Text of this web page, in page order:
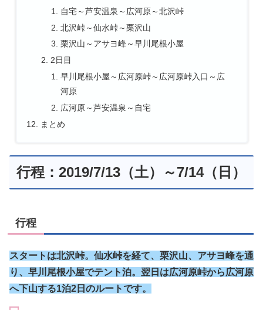
自宅～芦安温泉～広河原～北沢峠
北沢峠～仙水峠～栗沢山
栗沢山～アサヨ峰～早川尾根小屋
2日目
早川尾根小屋～広河原峠～広河原峠入口～広
河原
広河原～芦安温泉～自宅
まとめ
行程：2019/7/13（土）～7/14（日）
行程
スタートは北沢峠。仙水峠を経て、栗沢山、アサヨ峰を通
り、早川尾根小屋でテント泊。翌日は広河原峠から広河原
へ下山する1泊2日のルートです。